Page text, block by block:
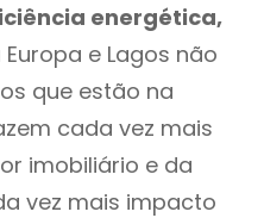
energética,
Europa e Lagos não
que estão na
cada vez mais
imobiliário e da
vez mais impacto